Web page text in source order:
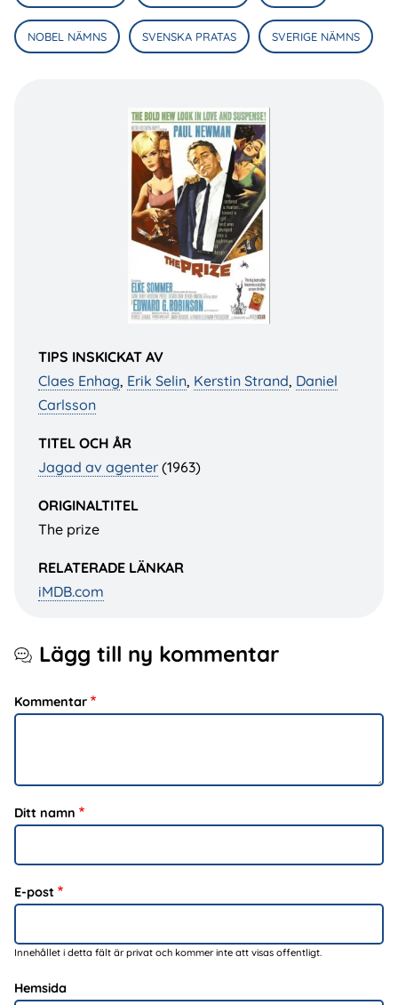
NOBEL NÄMNS SVENSKA PRATAS SVERIGE NÄMNS
TIPS INSKICKAT AV
Claes Enhag, Erik Selin, Kerstin Strand, Daniel
Carlsson
TITEL OCH ÅR
Jagad av agenter (1963)
ORIGINALTITEL
The prize
RELATERADE LÄNKAR
iMDB.com
Lägg till ny kommentar
Kommentar
Ditt namn
E-post
Innehållet i detta fält är privat och kommer inte att visas offentligt.
Hemsida